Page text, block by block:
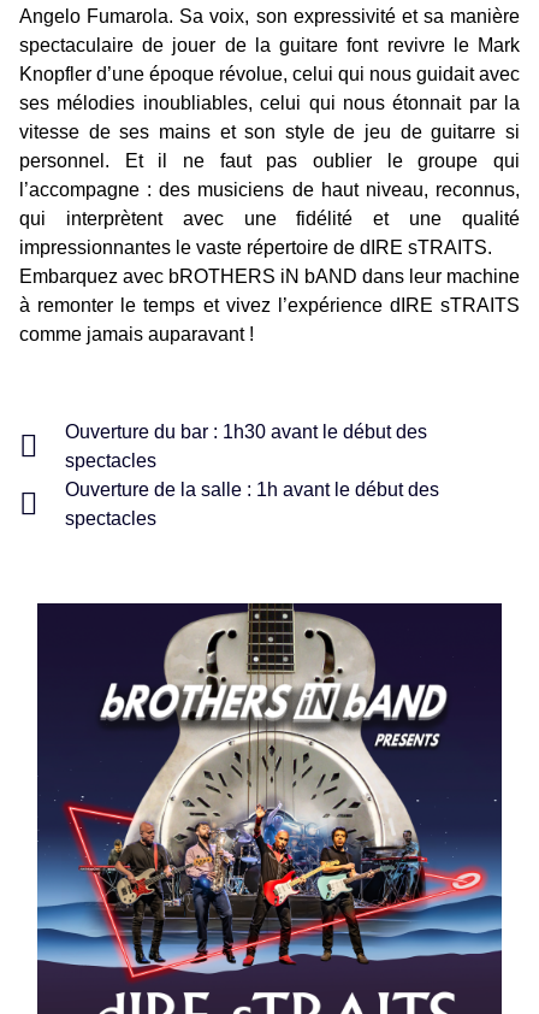
Angelo Fumarola. Sa voix, son expressivité et sa manière
spectaculaire de jouer de la guitare font revivre le Mark
Knopfler d’une époque révolue, celui qui nous guidait avec
ses mélodies inoubliables, celui qui nous étonnait par la
vitesse de ses mains et son style de jeu de guitarre si
personnel. Et il ne faut pas oublier le groupe qui
l’accompagne : des musiciens de haut niveau, reconnus,
qui interprètent avec une fidélité et une qualité
impressionnantes le vaste répertoire de dIRE sTRAITS.
Embarquez avec bROTHERS iN bAND dans leur machine
à remonter le temps et vivez l’expérience dIRE sTRAITS
comme jamais auparavant !
Ouverture du bar : 1h30 avant le début des
spectacles
Ouverture de la salle : 1h avant le début des
spectacles